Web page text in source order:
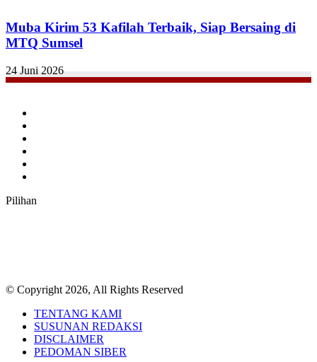
Muba Kirim 53 Kafilah Terbaik, Siap Bersaing di
MTQ Sumsel
24 Juni 2026
Pilihan
© Copyright 2026, All Rights Reserved
TENTANG KAMI
SUSUNAN REDAKSI
DISCLAIMER
PEDOMAN SIBER